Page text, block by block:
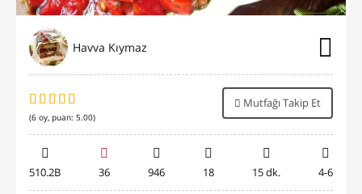
Havva Kıymaz
(6 oy, puan: 5.00)
Mutfağı Takip Et
510.2B 36 946 18 15 dk. 4-6